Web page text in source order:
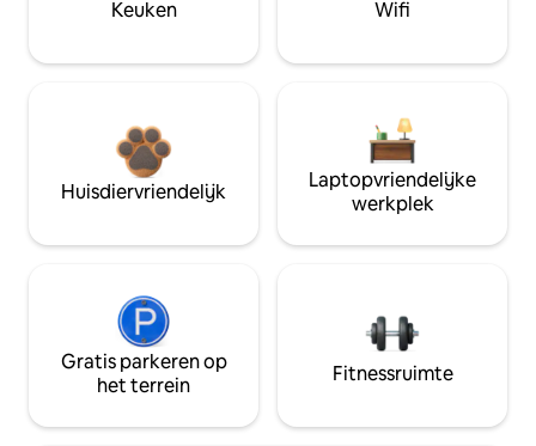
Keuken Wifi
Huisdiervriendelijk
Laptopvriendelijke
werkplek
Gratis parkeren op
het terrein
Fitnessruimte